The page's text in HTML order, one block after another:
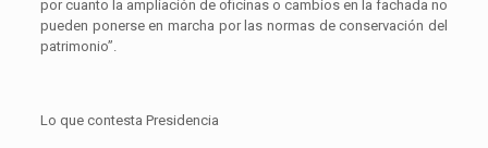
por cuanto la ampliación de oficinas o cambios en la fachada no
pueden ponerse en marcha por las normas de conservación del
patrimonio”.
Lo que contesta Presidencia